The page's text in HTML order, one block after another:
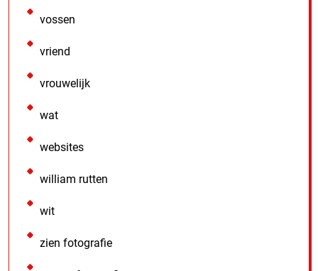
vossen
vriend
vrouwelijk
wat
websites
william rutten
wit
zien fotografie